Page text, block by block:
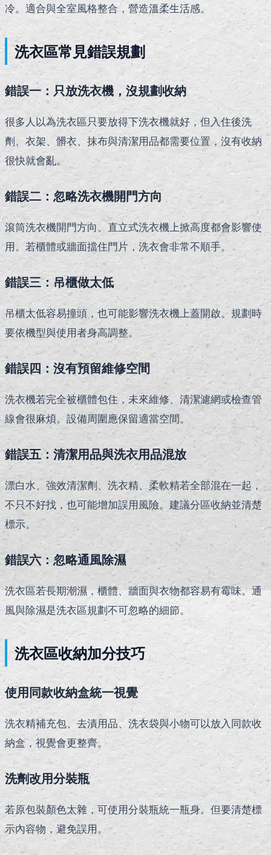
冷。適合與全室風格整合，營造溫柔生活感。
洗衣區常見錯誤規劃
錯誤一：只放洗衣機，沒規劃收納
很多人以為洗衣區只要放得下洗衣機就好，但入住後洗
劑、衣架、髒衣、抹布與清潔用品都需要位置，沒有收納
很快就會亂。
錯誤二：忽略洗衣機開門方向
滾筒洗衣機開門方向、直立式洗衣機上掀高度都會影響使
用。若櫃體或牆面擋住門片，洗衣會非常不順手。
錯誤三：吊櫃做太低
吊櫃太低容易撞頭，也可能影響洗衣機上蓋開啟。規劃時
要依機型與使用者身高調整。
錯誤四：沒有預留維修空間
洗衣機若完全被櫃體包住，未來維修、清潔濾網或檢查管
線會很麻煩。設備周圍應保留適當空間。
錯誤五：清潔用品與洗衣用品混放
漂白水、強效清潔劑、洗衣精、柔軟精若全部混在一起，
不只不好找，也可能增加誤用風險。建議分區收納並清楚
標示。
錯誤六：忽略通風除濕
洗衣區若長期潮濕，櫃體、牆面與衣物都容易有霉味。通
風與除濕是洗衣區規劃不可忽略的細節。
洗衣區收納加分技巧
使用同款收納盒統一視覺
洗衣精補充包、去漬用品、洗衣袋與小物可以放入同款收
納盒，視覺會更整齊。
洗劑改用分裝瓶
若原包裝顏色太雜，可使用分裝瓶統一瓶身。但要清楚標
示內容物，避免誤用。